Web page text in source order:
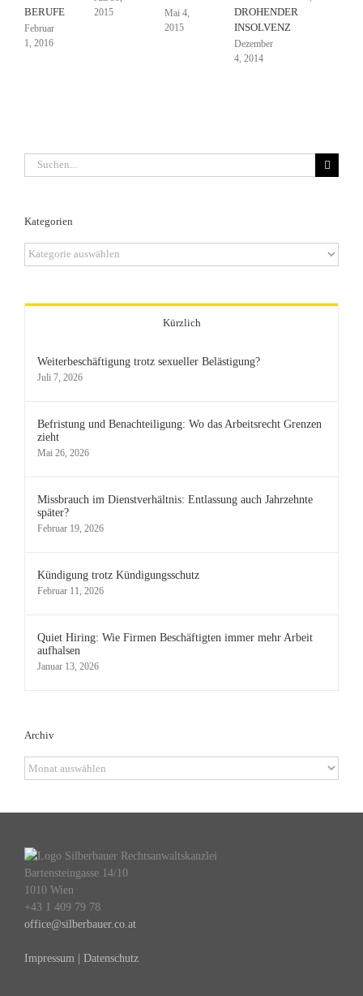
BERUFE
Februar
1, 2016
2015
Mai 4,
2015
DROHENDER
INSOLVENZ
Dezember
4, 2014
Suche
nach:
Kategorien
Kategorien
Kürzlich
Weiterbeschäftigung trotz sexueller Belästigung?
Juli 7, 2026
Befristung und Benachteiligung: Wo das Arbeitsrecht Grenzen
zieht
Mai 26, 2026
Missbrauch im Dienstverhältnis: Entlassung auch Jahrzehnte
später?
Februar 19, 2026
Kündigung trotz Kündigungsschutz
Februar 11, 2026
Quiet Hiring: Wie Firmen Beschäftigten immer mehr Arbeit
aufhalsen
Januar 13, 2026
Archiv
Archiv
Bartensteingasse 14/10
1010 Wien
+43 1 409 79 78
office@silberbauer.co.at
Impressum | Datenschutz